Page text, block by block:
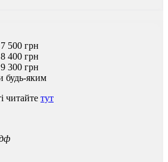
7 500 грн
8 400 грн
9 300 грн
будь-яким
читайте тут